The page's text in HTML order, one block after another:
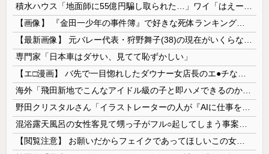
専門家「日本車はダサい、見てて恥ずかしい」